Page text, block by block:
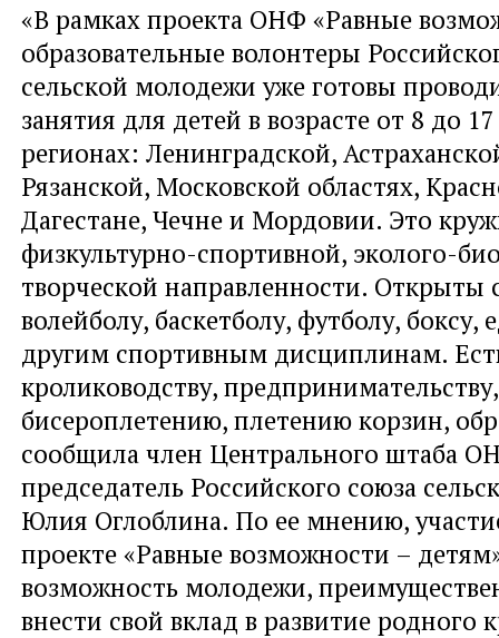
«В рамках проекта ОНФ «Равные
образовательные волонтеры
сельской молодежи уже готовы
занятия для детей в возрасте от 8 до
регионах: Ленинградской,
Рязанской, Московской областях,
Дагестане, Чечне и Мордовии. Это
физкультурно-спортивной, эколого-
творческой направленности. Открыты
волейболу, баскетболу, футболу, боксу,
другим спортивным дисциплинам.
кролиководству, предпринимательству,
бисероплетению, плетению корзин,
сообщила член Центрального штаба
председатель Российского союза
Юлия Оглоблина. По ее мнению,
проекте «Равные возможности –
возможность молодежи,
внести свой вклад в развитие родного